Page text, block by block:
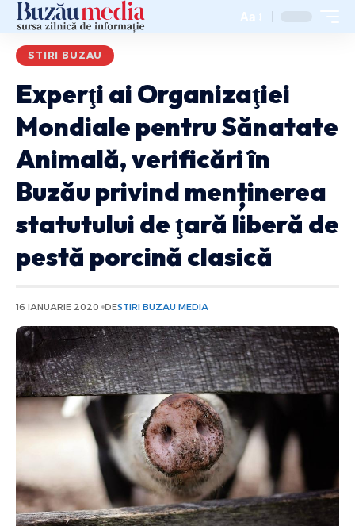
Aa
STIRI BUZAU
Experţi ai Organizaţiei
Mondiale pentru Sănatate
Animală, verificări în
Buzău privind menținerea
statutului de ţară liberă de
pestă porcină clasică
16 IANUARIE 2020 DESTIRI BUZAU MEDIA